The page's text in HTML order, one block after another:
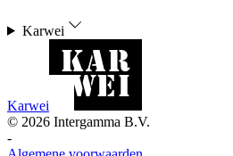
Karwei
Karwei
© 2026 Intergamma B.V.
-